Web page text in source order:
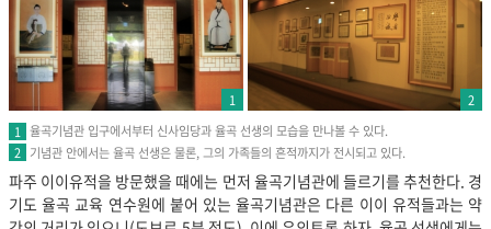
1
2
1 율곡기념관 입구에서부터 신사임당과 율곡 선생의 모습을 만나볼 수 있다.
2 기념관 안에서는 율곡 선생은 물론, 그의 가족들의 흔적까지가 전시되고 있다.
파주 이이유적을 방문했을 때에는 먼저 율곡기념관에 들르기를 추천한다. 경
기도 율곡 교육 연수원에 붙어 있는 율곡기념관은 다른 이이 유적들과는 약